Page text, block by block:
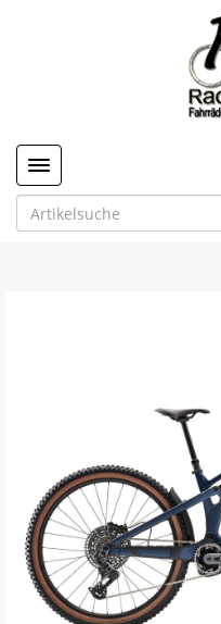
Toggle navigation